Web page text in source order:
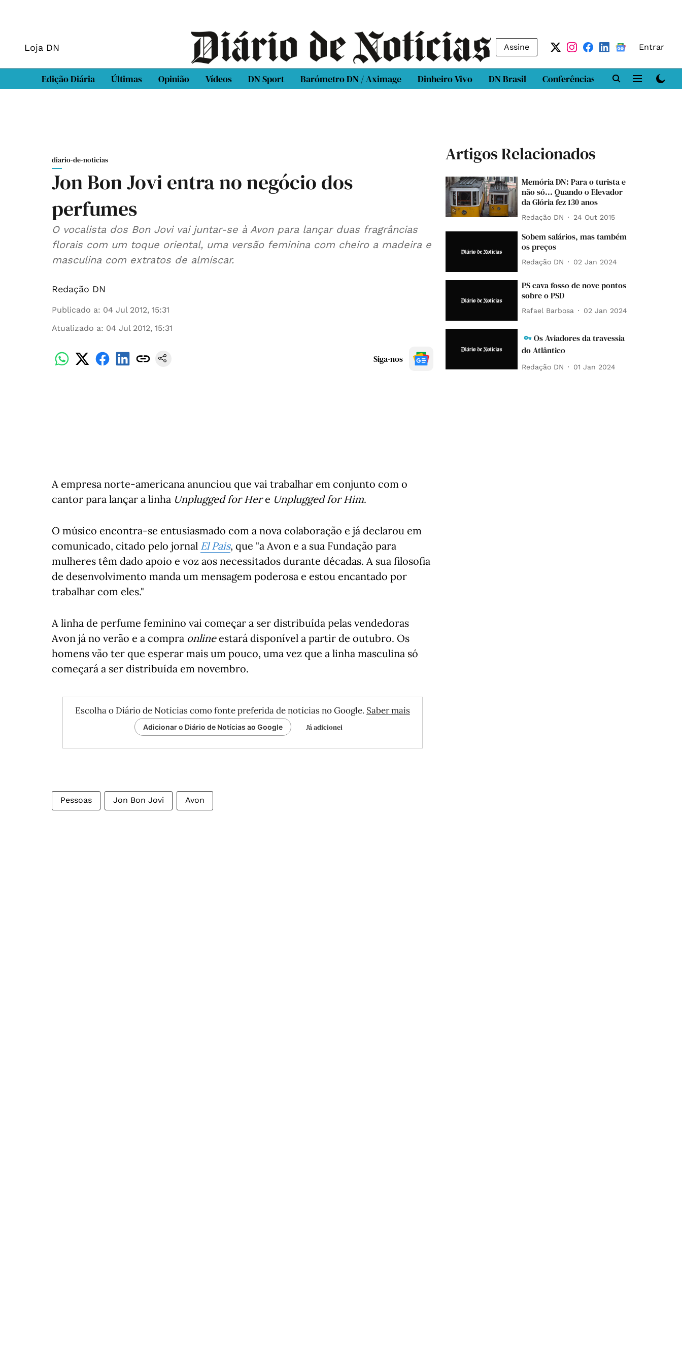
Loja DN Assine Entrar
Edição Diária Últimas Opinião Vídeos DN Sport Barómetro DN / Aximage Dinheiro Vivo DN Brasil Conferências DN LAB
diario-de-noticias
Jon Bon Jovi entra no negócio dos
perfumes
O vocalista dos Bon Jovi vai juntar-se à Avon para lançar duas fragrâncias
florais com um toque oriental, uma versão feminina com cheiro a madeira e
masculina com extratos de almíscar.
Redação DN
Publicado a: 04 Jul 2012, 15:31
Atualizado a: 04 Jul 2012, 15:31
Siga-nos
A empresa norte-americana anunciou que vai trabalhar em conjunto com o
cantor para lançar a linha Unplugged for Here Unplugged for Him.
O músico encontra-se entusiasmado com a nova colaboração e já declarou em
comunicado, citado pelo jornal El Pais, que "a Avon e a sua Fundação para
mulheres têm dado apoio e voz aos necessitados durante décadas. A sua filosofia
de desenvolvimento manda um mensagem poderosa e estou encantado por
trabalhar com eles."
A linha de perfume feminino vai começar a ser distribuída pelas vendedoras
Avon já no verão e a compra onlineestará disponível a partir de outubro. Os
homens vão ter que esperar mais um pouco, uma vez que a linha masculina só
começará a ser distribuída em novembro.
Escolha o Diário de Notícias como fonte preferida de notícias no Google. Saber mais
Adicionar o Diário de Notícias ao Google Já adicionei
Pessoas Jon Bon Jovi Avon
Artigos Relacionados
Memória DN: Para o turista e
não só... Quando o Elevador
da Glória fez 130 anos
Redação DN 24 Out 2015
Sobem salários, mas também
os preços
Redação DN 02 Jan 2024
PS cava fosso de nove pontos
sobre o PSD
Rafael Barbosa 02 Jan 2024
Os Aviadores da travessia
do Atlântico
Redação DN 01 Jan 2024